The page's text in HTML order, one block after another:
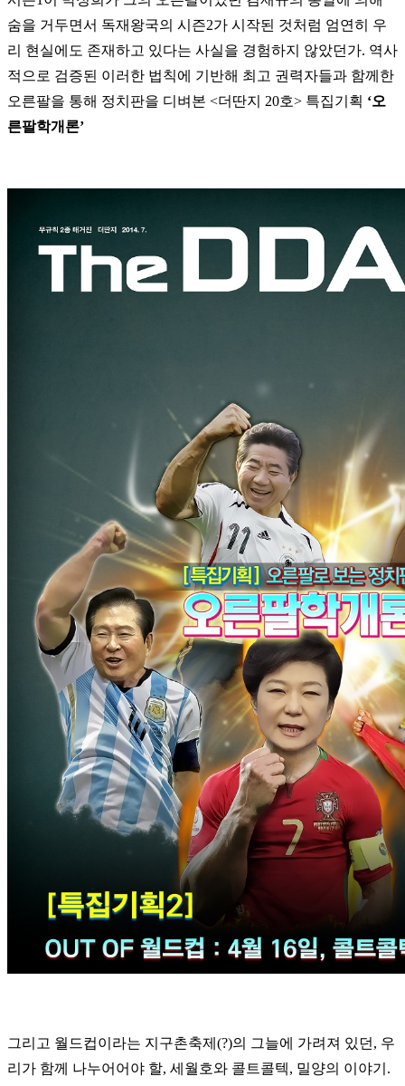
숨을 거두면서 독재왕국의 시즌2가 시작된 것처럼 엄연히 우
리 현실에도 존재하고 있다는 사실을 경험하지 않았던가. 역사
적으로 검증된 이러한 법칙에 기반해 최고 권력자들과 함께한
오른팔을 통해 정치판을 디벼본 <더딴지 20호> 특집기획 ‘오
른팔학개론’
그리고 월드컵이라는 지구촌축제(?)의 그늘에 가려져 있던, 우
리가 함께 나누어어야 할, 세월호와 콜트콜텍, 밀양의 이야기.